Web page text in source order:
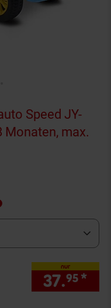
Speed JY-
Monaten, max.
nur
37.95 *